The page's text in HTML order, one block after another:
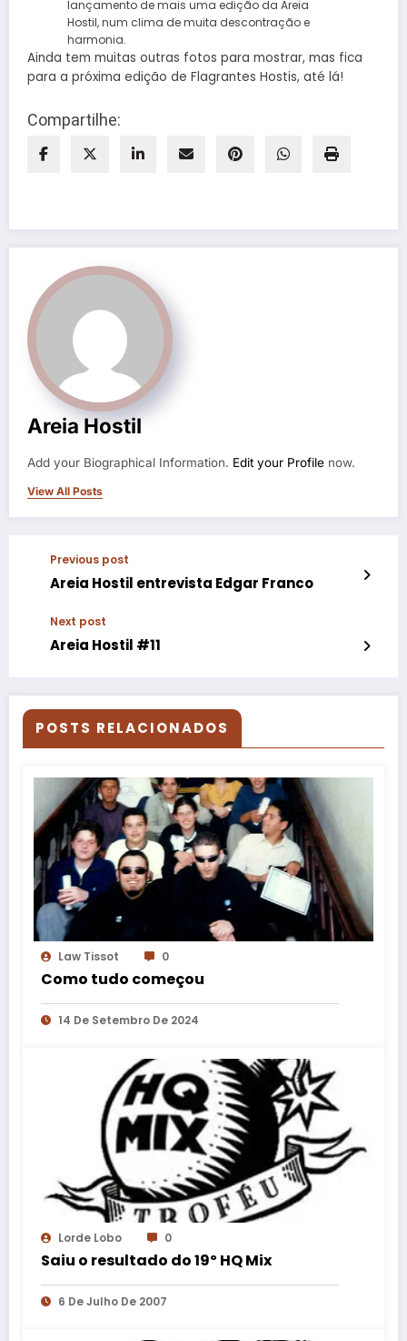
lançamento de mais uma edição da Areia
Hostil, num clima de muita descontração e
harmonia.
Ainda tem muitas outras fotos para mostrar, mas fica
para a próxima edição de Flagrantes Hostis, até lá!
Compartilhe:
Areia Hostil
Add your Biographical Information. Edit your Profile now.
View All Posts
Previous post
Areia Hostil entrevista Edgar Franco
Next post
Areia Hostil #11
POSTS RELACIONADOS
Law Tissot 0
Como tudo começou
14 De Setembro De 2024
Lorde Lobo 0
Saiu o resultado do 19º HQ Mix
6 De Julho De 2007